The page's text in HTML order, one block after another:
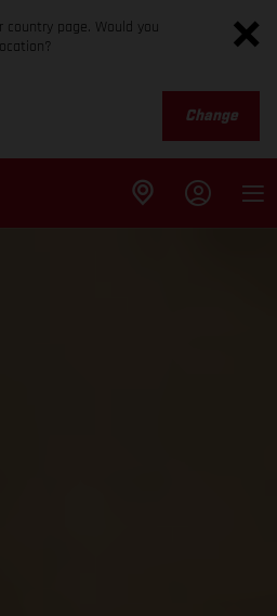
page. Would you
Change